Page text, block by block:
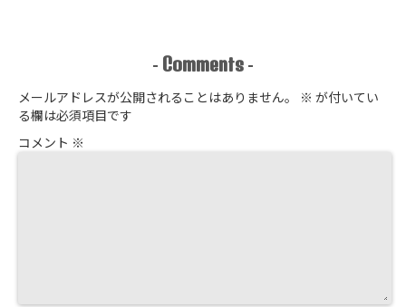
- Comments -
メールアドレスが公開されることはありません。 ※ が付いてい
る欄は必須項目です
コメント ※